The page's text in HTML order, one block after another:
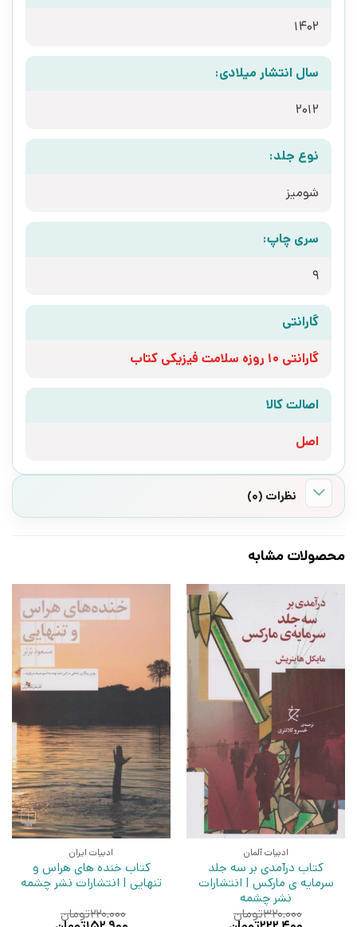
1402
سال انتشار میلادی:
2012
نوع جلد:
شومیز
سری چاپ:
9
گارانتی
گارانتی 10 روزه سلامت فیزیکی کتاب
اصالت کالا
اصل
نظرات (0)
محصولات مشابه
ادبیات آلمان
کتاب درآمدی بر سه جلد
سرمایه ی مارکس | انتشارات
نشر چشمه
۳۲۰,۰۰۰تومان
ادبیات ایران
کتاب خنده های هراس و
تنهایی | انتشارات نشر چشمه
۲۲۰,۰۰۰تومان